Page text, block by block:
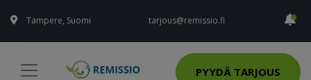
Tampere, Suomi tarjous@remissio.fi
PYYDÄ TARJOUS